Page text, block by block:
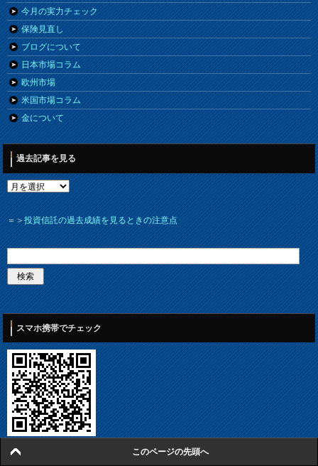
今月の実力チェック
保険見直し
ブログについて
日本市場コラム
欧州市場
米国市場コラム
金について
過去記事を見る
＝＞投資信託の過去成績を見るときの注意点
スマホ携帯でチェック
このページの先頭へ